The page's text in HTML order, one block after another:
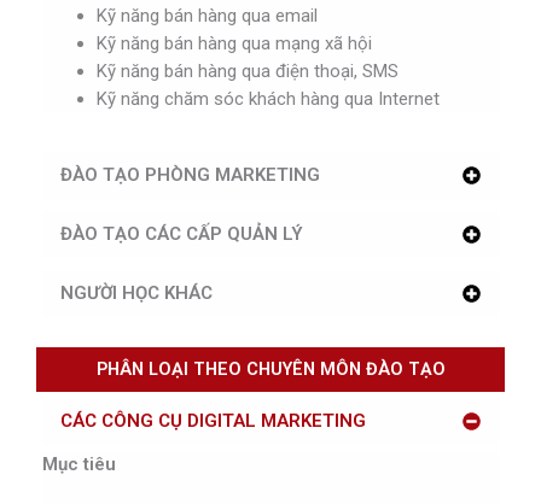
Kỹ năng bán hàng qua email
Kỹ năng bán hàng qua mạng xã hội
Kỹ năng bán hàng qua điện thoại, SMS
Kỹ năng chăm sóc khách hàng qua Internet
ĐÀO TẠO PHÒNG MARKETING
ĐÀO TẠO CÁC CẤP QUẢN LÝ
NGƯỜI HỌC KHÁC
PHÂN LOẠI THEO CHUYÊN MÔN ĐÀO TẠO
CÁC CÔNG CỤ DIGITAL MARKETING
Mục tiêu